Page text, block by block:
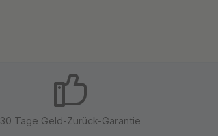
30 Tage Geld-Zurück-Garantie